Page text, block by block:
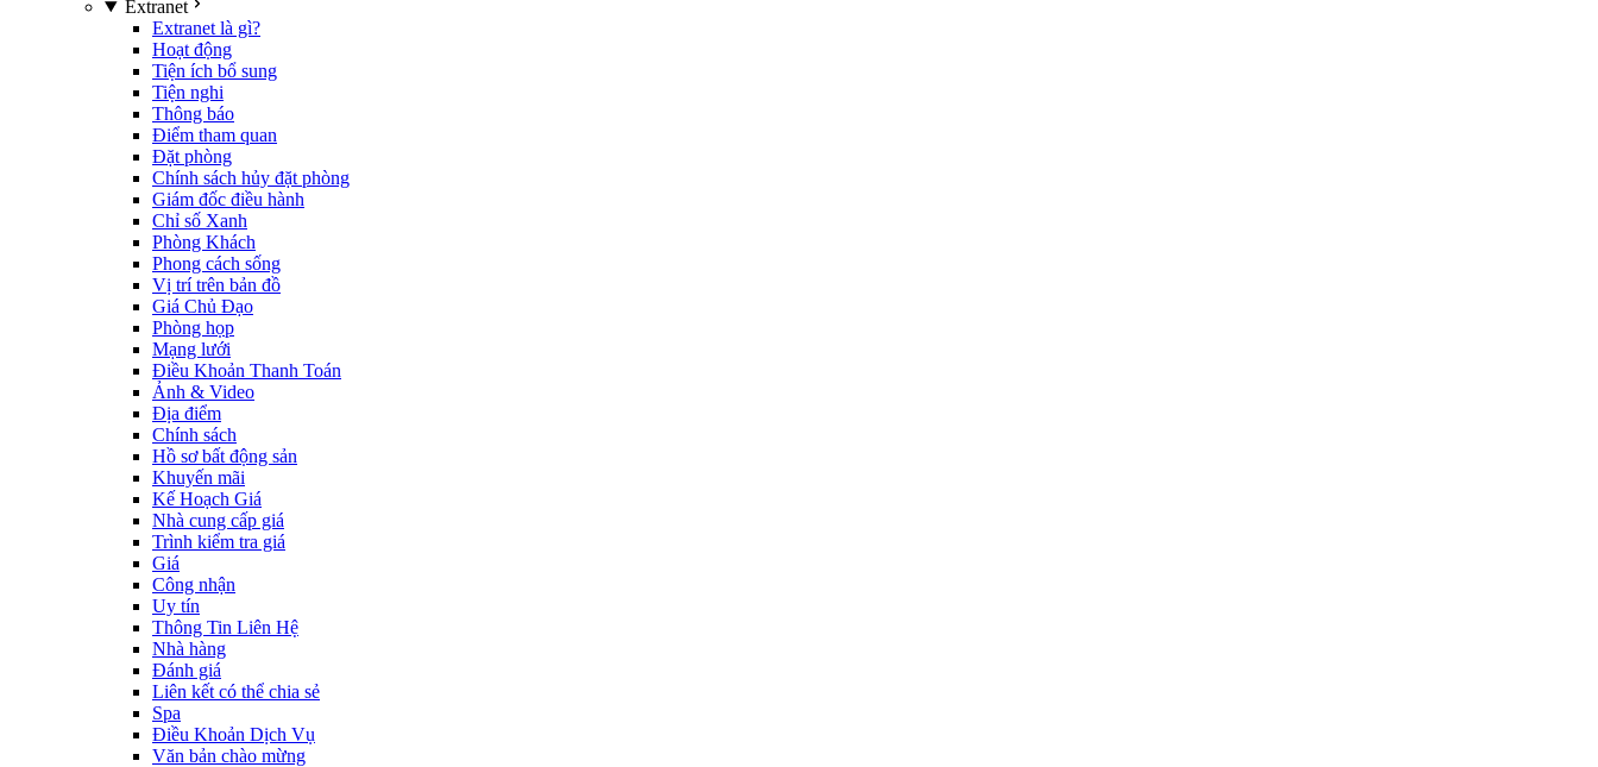
Extranet
Extranet là gì?
Hoạt động
Tiện ích bổ sung
Tiện nghi
Thông báo
Điểm tham quan
Đặt phòng
Chính sách hủy đặt phòng
Giám đốc điều hành
Chỉ số Xanh
Phòng Khách
Phong cách sống
Vị trí trên bản đồ
Giá Chủ Đạo
Phòng họp
Mạng lưới
Điều Khoản Thanh Toán
Ảnh & Video
Địa điểm
Chính sách
Hồ sơ bất động sản
Khuyến mãi
Kế Hoạch Giá
Nhà cung cấp giá
Trình kiểm tra giá
Giá
Công nhận
Uy tín
Thông Tin Liên Hệ
Nhà hàng
Đánh giá
Liên kết có thể chia sẻ
Spa
Điều Khoản Dịch Vụ
Văn bản chào mừng